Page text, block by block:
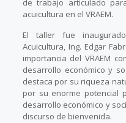
de trabajo articulado
acuicultura en el VRAEM.
El taller fue
Acuicultura, Ing. Edgar
importancia del VRAEM
desarrollo económico y
destaca por su riqueza
por su enorme potencial
desarrollo económico y
discurso de bienvenida.